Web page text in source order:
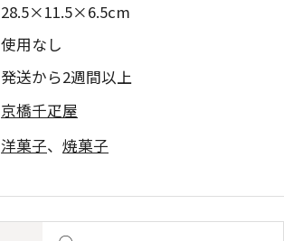
28.5×11.5×6.5cm
使用なし
発送から2週間以上
京橋千疋屋
洋菓子、 焼菓子